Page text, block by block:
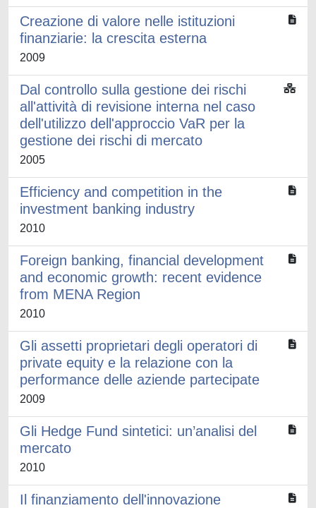
Creazione di valore nelle istituzioni
finanziarie: la crescita esterna
2009
Dal controllo sulla gestione dei rischi
all'attività di revisione interna nel caso
dell'utilizzo dell'approccio VaR per la
gestione dei rischi di mercato
2005
Efficiency and competition in the
investment banking industry
2010
Foreign banking, financial development
and economic growth: recent evidence
from MENA Region
2010
Gli assetti proprietari degli operatori di
private equity e la relazione con la
performance delle aziende partecipate
2009
Gli Hedge Fund sintetici: un’analisi del
mercato
2010
Il finanziamento dell'innovazione